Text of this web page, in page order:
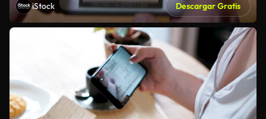
iStock Descargar Gratis